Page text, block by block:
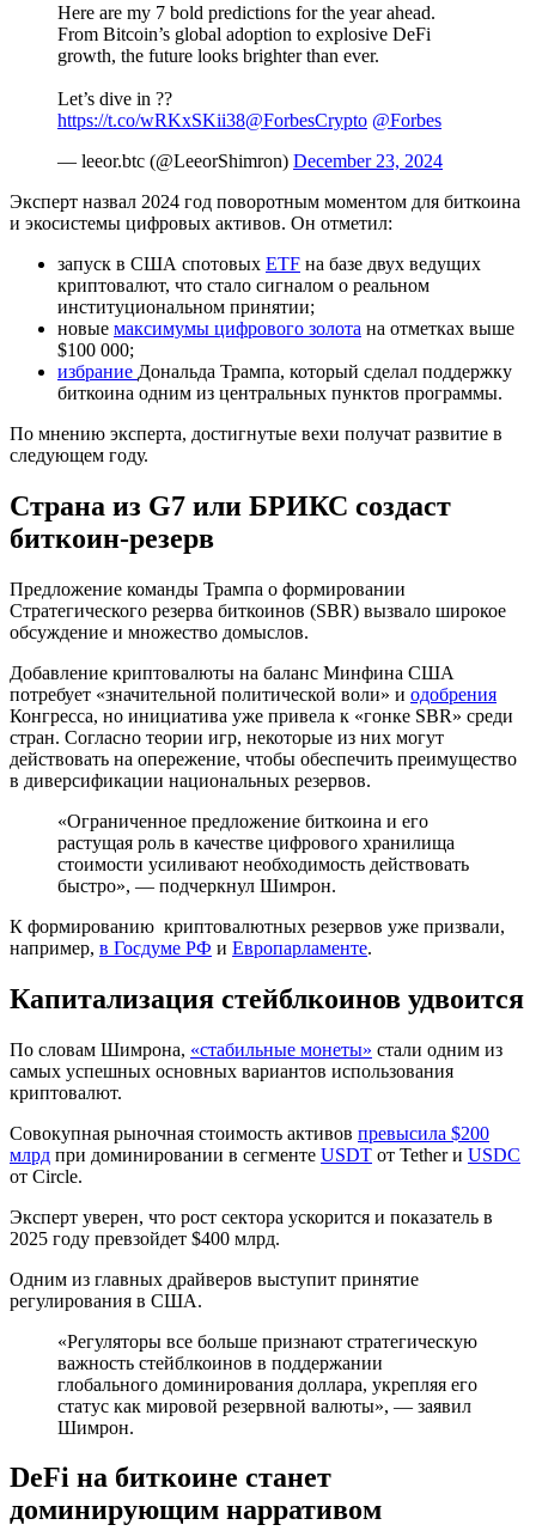
Here are my 7 bold predictions for the year ahead.
From Bitcoin’s global adoption to explosive DeFi
growth, the future looks brighter than ever.
Let’s dive in ??
https://t.co/wRKxSKii38@ForbesCrypto @Forbes
— leeor.btc (@LeeorShimron) December 23, 2024
Эксперт назвал 2024 год поворотным моментом для биткоина
и экосистемы цифровых активов. Он отметил:
запуск в США спотовых ETF на базе двух ведущих
криптовалют, что стало сигналом о реальном
институциональном принятии;
новые максимумы цифрового золота на отметках выше
$100 000;
избрание Дональда Трампа, который сделал поддержку
биткоина одним из центральных пунктов программы.
По мнению эксперта, достигнутые вехи получат развитие в
следующем году.
Страна из G7 или БРИКС создаст
биткоин-резерв
Предложение команды Трампа о формировании
Стратегического резерва биткоинов (SBR) вызвало широкое
обсуждение и множество домыслов.
Добавление криптовалюты на баланс Минфина США
потребует «значительной политической воли» и одобрения
Конгресса, но инициатива уже привела к «гонке SBR» среди
стран. Согласно теории игр, некоторые из них могут
действовать на опережение, чтобы обеспечить преимущество
в диверсификации национальных резервов.
«Ограниченное предложение биткоина и его
растущая роль в качестве цифрового хранилища
стоимости усиливают необходимость действовать
быстро», — подчеркнул Шимрон.
К формированию криптовалютных резервов уже призвали,
например, в Госдуме РФ и Европарламенте.
Капитализация стейблкоинов удвоится
По словам Шимрона, «стабильные монеты» стали одним из
самых успешных основных вариантов использования
криптовалют.
Совокупная рыночная стоимость активов превысила $200
млрд при доминировании в сегменте USDT от Tether и USDC
от Circle.
Эксперт уверен, что рост сектора ускорится и показатель в
2025 году превзойдет $400 млрд.
Одним из главных драйверов выступит принятие
регулирования в США.
«Регуляторы все больше признают стратегическую
важность стейблкоинов в поддержании
глобального доминирования доллара, укрепляя его
статус как мировой резервной валюты», — заявил
Шимрон.
DeFi на биткоине станет
доминирующим нарративом